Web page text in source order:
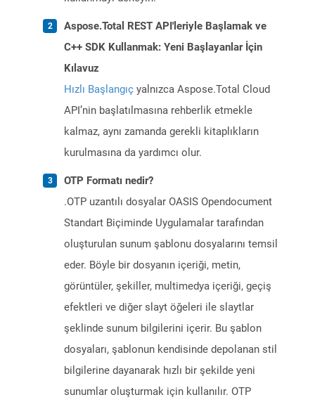
Aspose.Total REST API'leriyle Başlamak ve
C++ SDK Kullanmak: Yeni Başlayanlar İçin
Kılavuz
Hızlı Başlangıç yalnızca Aspose.Total Cloud
API’nin başlatılmasına rehberlik etmekle
kalmaz, aynı zamanda gerekli kitaplıkların
kurulmasına da yardımcı olur.
OTP Formatı nedir?
.OTP uzantılı dosyalar OASIS Opendocument
Standart Biçiminde Uygulamalar tarafından
oluşturulan sunum şablonu dosyalarını temsil
eder. Böyle bir dosyanın içeriği, metin,
görüntüler, şekiller, multimedya içeriği, geçiş
efektleri ve diğer slayt öğeleri ile slaytlar
şeklinde sunum bilgilerini içerir. Bu şablon
dosyaları, şablonun kendisinde depolanan stil
bilgilerine dayanarak hızlı bir şekilde yeni
sunumlar oluşturmak için kullanılır. OTP